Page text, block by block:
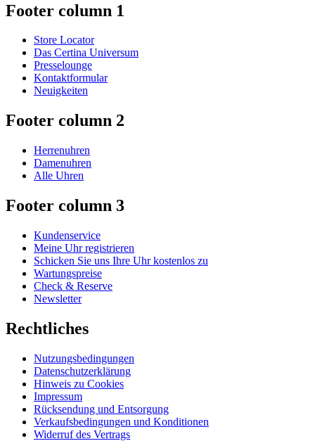
Footer column 1
Store Locator
Das Certina Universum
Presselounge
Kontaktformular
Neuigkeiten
Footer column 2
Herrenuhren
Damenuhren
Alle Uhren
Footer column 3
Kundenservice
Meine Uhr registrieren
Schicken Sie uns Ihre Uhr kostenlos zu
Wartungspreise
Check & Reserve
Newsletter
Rechtliches
Nutzungsbedingungen
Datenschutzerklärung
Hinweis zu Cookies
Impressum
Rücksendung und Entsorgung
Verkaufsbedingungen und Konditionen
Widerruf des Vertrags